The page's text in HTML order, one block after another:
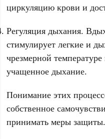
циркуляцию крови и
Регуляция дыхания.
стимулирует легкие и
чрезмерной
учащенное дыхание.
Понимание этих
собственное
принимать меры защиты.